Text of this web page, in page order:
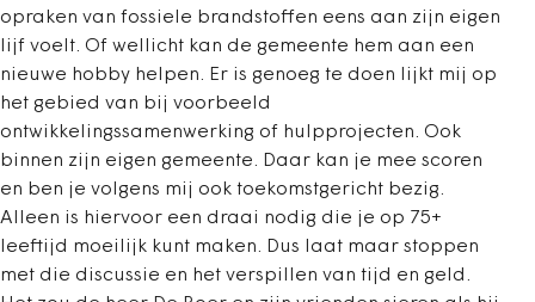
opraken van fossiele brandstoffen eens aan zijn eigen
lijf voelt. Of wellicht kan de gemeente hem aan een
nieuwe hobby helpen. Er is genoeg te doen lijkt mij op
het gebied van bij voorbeeld
ontwikkelingssamenwerking of hulpprojecten. Ook
binnen zijn eigen gemeente. Daar kan je mee scoren
en ben je volgens mij ook toekomstgericht bezig.
Alleen is hiervoor een draai nodig die je op 75+
leeftijd moeilijk kunt maken. Dus laat maar stoppen
met die discussie en het verspillen van tijd en geld.